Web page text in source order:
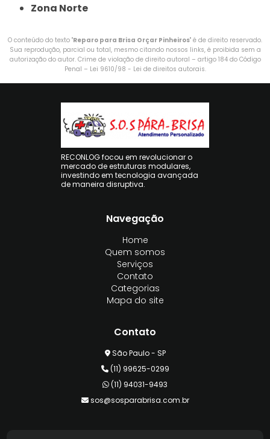
Zona Norte
O conteúdo do texto "Reparo para Brisa Orçar Pinheiros" é de direito reservado.
Sua reprodução, parcial ou total, mesmo citando nossos links, é proibida sem a
autorização do autor. Crime de violação de direito autoral – artigo 184 do Código
Penal – Lei 9610/98 - Lei de direitos autorais.
RECONLOG focou em revolucionar o
mercado de estruturas modulares,
investindo em tecnologia avançada
de maneira disruptiva.
Navegação
Home
Quem somos
Serviços
Contato
Categorias
Mapa do site
Contato
São Paulo - SP
(11) 99625-0299
(11) 94031-9493
sos@sosparabrisa.com.br